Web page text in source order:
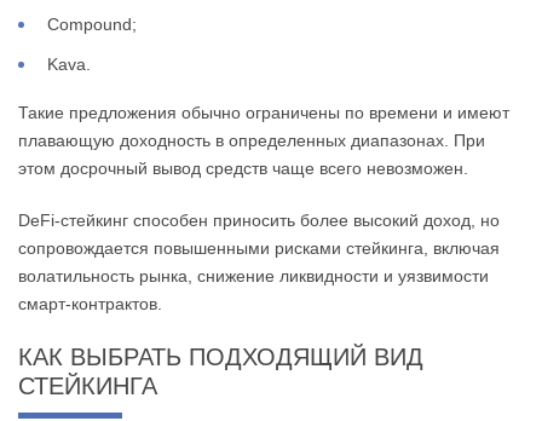
Compound;
Kava.
Такие предложения обычно ограничены по времени и имеют
плавающую доходность в определенных диапазонах. При
этом досрочный вывод средств чаще всего невозможен.
DeFi-стейкинг способен приносить более высокий доход, но
сопровождается повышенными рисками стейкинга, включая
волатильность рынка, снижение ликвидности и уязвимости
смарт-контрактов.
КАК ВЫБРАТЬ ПОДХОДЯЩИЙ ВИД
СТЕЙКИНГА